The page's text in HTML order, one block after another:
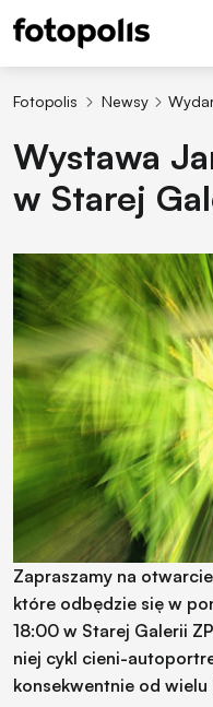
Fotopolis Newsy
Wystawa
w Starej
Zapraszamy na
które odbędzie się w
18:00 w Starej Galerii
niej cykl cieni-
konsekwentnie od wielu